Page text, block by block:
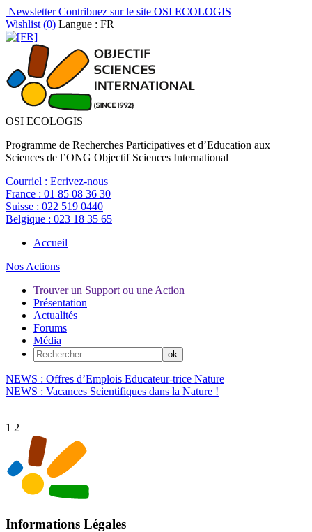
NewsletterContribuez sur le site OSI ECOLOGIS
Wishlist (0) Langue : FR
OSI ECOLOGIS
Programme de Recherches Participatives et d’Education aux
Sciences de l’ONG Objectif Sciences International
Courriel : Ecrivez-nous
France : 01 85 08 36 30
Suisse : 022 519 0440
Belgique : 023 18 35 65
Accueil
Nos Actions
Trouver un Support ou une Action
Présentation
Actualités
Forums
Média
NEWS : Offres d’Emplois Educateur-trice Nature
NEWS : Vacances Scientifiques dans la Nature !
1 2
Informations Légales